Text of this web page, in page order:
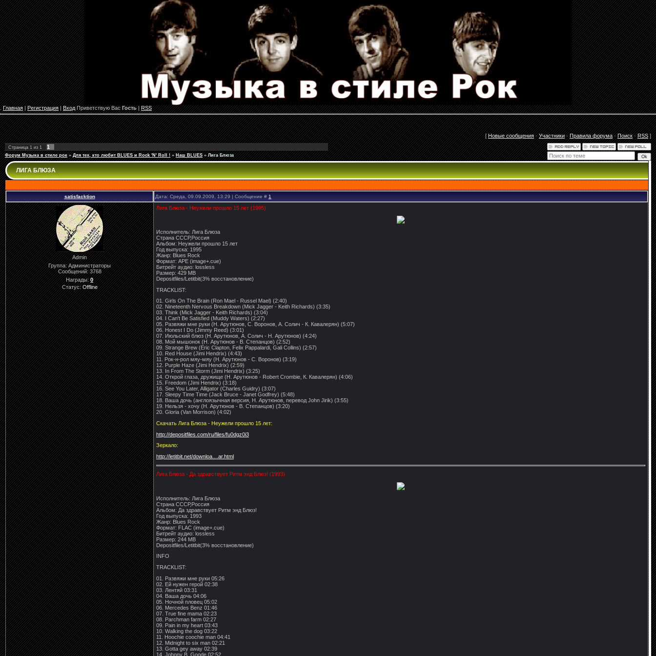
.Главная|Регистрация|Вход Приветствую Вас Гость|RSS
[Новые сообщения·Участники·Правила форума·Поиск·RSS]
Страница 1 из 1 1
Форум Музыка в стиле рок » Для тех, кто любит BLUES и Rock 'N' Roll ! » Наш BLUES » Лига Блюза
ЛИГА БЛЮЗА
satisfacktion Дата: Среда, 09.09.2009, 13:29 | Сообщение # 1
Admin
Группа: Администраторы
Сообщений:3768
Награды:0
Статус:Offline
Лига Блюза - Неужели прошло 15 лет (1995)
Исполнитель: Лига Блюза
Страна СССР,Россия
Альбом: Неужели прошло 15 лет
Год выпуска: 1995
Жанр: Blues Rock
Формат: APE (image+.cue)
Битрейт аудио: lossless
Размер: 429 MB
Depositfiles/Letitbit(3% восстановление)
TRACKLIST:
01. Girls On The Brain (Ron Mael - Russel Mael) (2:40)
02. Nineteenth Nervous Breakdown (Mick Jagger - Keith Richards) (3:35)
03. Think (Mick Jagger - Keith Richards) (3:04)
04. I Can't Be Satisfied (Muddy Waters) (2:27)
05. Развяжи мне руки (Н. Арутюнов, С. Воронов, А. Солич - К. Кавалерян) (5:07)
06. Honest I Do (Jimmy Reed) (3:01)
07. Июльский блюз (Н. Арутюнов, А. Солич - Н. Арутюнов) (4:24)
08. Мой мышонок (Н. Арутюнов - В. Степанцов) (2:52)
09. Strange Brew (Eric Clapton, Felix Pappalardi, Gali Collins) (2:57)
10. Red House (Jimi Hendrix) (4:43)
11. Рок-н-рол мяу-мяу (Н. Арутюнов - С. Воронов) (3:19)
12. Purple Haze (Jimi Hendrix) (2:59)
13. In From The Storm (Jimi Hendrix) (3:25)
14. Открой глаза, дружище (Н. Арутюнов - Robert Crombie, К. Кавалерян) (4:06)
15. Freedom (Jimi Hendrix) (3:18)
16. See You Later, Alligator (Charles Guidry) (3:07)
17. Sleepy Time Time (Jack Bruce - Janet Godfrey) (5:48)
18. Ваша дочь (англоязычная версия, Н. Арутюнов, перевод John Jirik) (3:55)
19. Нельзя - хочу (Н. Арутюнов - В. Степанцов) (3:20)
20. Gloria (Van Morrison) (4:02)
Скачать Лига Блюза - Неужели прошло 15 лет:
http://depositfiles.com/ru/files/fu0dgz0i3
Зеркало:
http://letitbit.net/downloa....ar.html
Лига Блюза - Да здравствует Ритм энд Блюз! (1993)
Исполнитель: Лига Блюза
Страна СССР,Россия
Альбом: Да здравствует Ритм энд Блюз!
Год выпуска: 1993
Жанр: Blues Rock
Формат: FLAC (image+.cue)
Битрейт аудио: lossless
Размер: 244 MB
Depositfiles/Letitbit(3% восстановление)
INFO
TRACKLIST:
01. Развяжи мне руки 05:26
02. Ей нужен герой 02:38
03. Лентяй 03:31
04. Ваша дочь 04:06
05. Ночной пловец 05:02
06. Mercedes Benz 01:46
07. True fine mama 02:23
08. Parchman farm 02:27
09. Pain in my heart 03:43
10. Walking the dog 03:22
11. Hoochie coochie man 04:41
12. Midnight to six man 02:21
13. Gotta gey away 02:39
14. Johnny B. Goode 02:52